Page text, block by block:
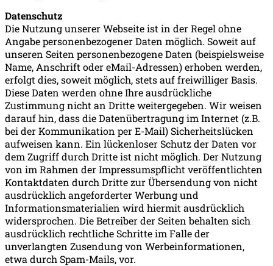
Datenschutz
Die Nutzung unserer Webseite ist in der Regel ohne
Angabe personenbezogener Daten möglich. Soweit auf
unseren Seiten personenbezogene Daten (beispielsweise
Name, Anschrift oder eMail-Adressen) erhoben werden,
erfolgt dies, soweit möglich, stets auf freiwilliger Basis.
Diese Daten werden ohne Ihre ausdrückliche
Zustimmung nicht an Dritte weitergegeben. Wir weisen
darauf hin, dass die Datenübertragung im Internet (z.B.
bei der Kommunikation per E-Mail) Sicherheitslücken
aufweisen kann. Ein lückenloser Schutz der Daten vor
dem Zugriff durch Dritte ist nicht möglich. Der Nutzung
von im Rahmen der Impressumspflicht veröffentlichten
Kontaktdaten durch Dritte zur Übersendung von nicht
ausdrücklich angeforderter Werbung und
Informationsmaterialien wird hiermit ausdrücklich
widersprochen. Die Betreiber der Seiten behalten sich
ausdrücklich rechtliche Schritte im Falle der
unverlangten Zusendung von Werbeinformationen,
etwa durch Spam-Mails, vor.